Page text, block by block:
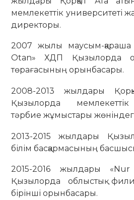
мемлекеттік университеті
директоры.
2007 жылы маусым-
Otan» ХДП Қызылорда
төрағасының орынбасары.
2008-2013 жылдары
Қызылорда мемлекеттік
тәрбие жұмыстары
2013-2015 жылдары
білім басқармасының
2015-2016 жылдары
Қызылорда облыстық
бірінші орынбасары.